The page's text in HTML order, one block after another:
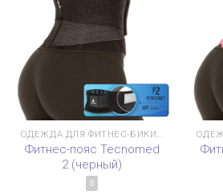
ОДЕЖДА ДЛЯ ФИТНЕС-БИКИНИ
Фитнес-пояс Tecnomed
2 (черный)
S